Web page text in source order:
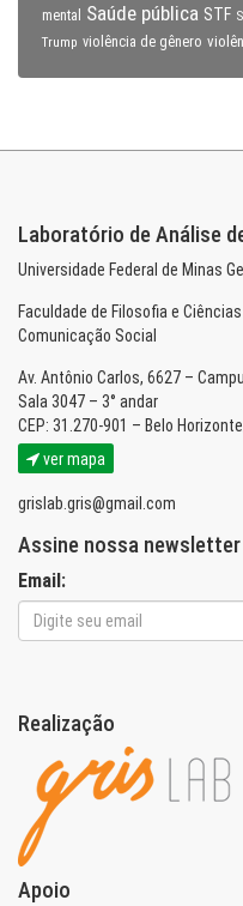
mental
Saúde pública STF
Trump violência de gênero
Laboratório de Análise
Universidade Federal de Minas
Faculdade de Filosofia e
Comunicação Social
Av. Antônio Carlos, 6627 –
Sala 3047 – 3° andar
CEP: 31.270-901 – Belo
ver mapa
grislab.gris@gmail.com
Assine nossa newsletter
Email:
Realização
Apoio